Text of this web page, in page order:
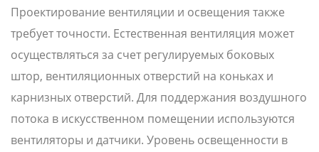
Проектирование вентиляции и освещения также
требует точности. Естественная вентиляция может
осуществляться за счет регулируемых боковых
штор, вентиляционных отверстий на коньках и
карнизных отверстий. Для поддержания воздушного
потока в искусственном помещении используются
вентиляторы и датчики. Уровень освещенности в